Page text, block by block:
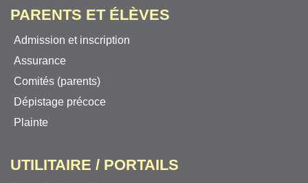
PARENTS ET ÉLÈVES
Admission et inscription
Assurance
Comités (parents)
Dépistage précoce
Plainte
UTILITAIRE / PORTAILS